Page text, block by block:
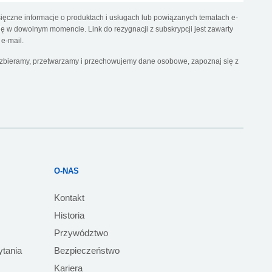
informacje o produktach i usługach lub powiązanych tematach e-
w dowolnym momencie. Link do rezygnacji z subskrypcji jest zawarty
mail.
przetwarzamy i przechowujemy dane osobowe, zapoznaj się z
O-NAS
Kontakt
Historia
Przywództwo
Bezpieczeństwo
Kariera